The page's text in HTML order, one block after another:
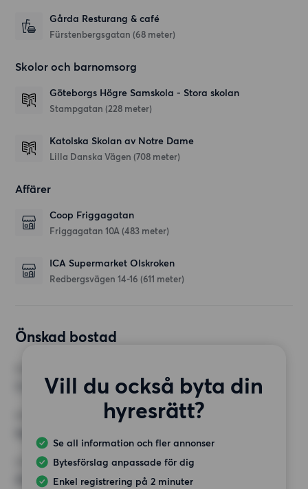
Gårda Resturang & café
Fürstenbergsgatan (68 meter)
Skolor och barnomsorg
Göteborgs Högre Samskola - Stora skolan
Stampgatan (228 meter)
Katolska Skolan av Notre Dame
Lilla Danska Vägen (708 meter)
Affärer
Coop Friggagatan
Friggagatan 10A (483 meter)
ICA Supermarket Olskroken
Redbergsvägen 14-16 (611 meter)
Önskad bostad
Vill du också byta din
hyresrätt?
Se all information och fler annonser
Bytesförslag anpassade för dig
Enkel registrering på 2 minuter
MINST ANTAL KVADRATMETER
HÖGSTA HYRA
25 000 kr